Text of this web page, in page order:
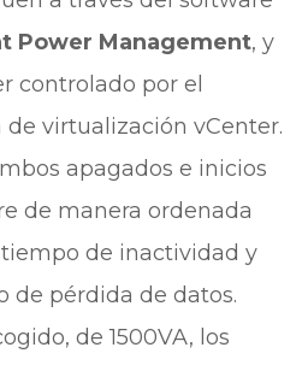
Power Management, y
controlado por el
virtualización vCenter.
apagados e inicios
de manera ordenada
de inactividad y
de pérdida de datos.
de 1500VA, los